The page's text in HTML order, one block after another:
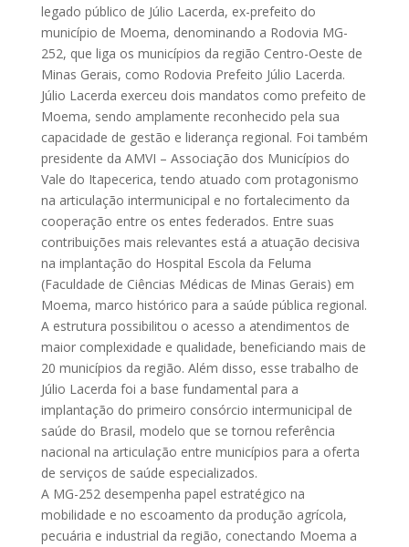
legado público de Júlio Lacerda, ex-prefeito do
município de Moema, denominando a Rodovia MG-
252, que liga os municípios da região Centro-Oeste de
Minas Gerais, como Rodovia Prefeito Júlio Lacerda.
Júlio Lacerda exerceu dois mandatos como prefeito de
Moema, sendo amplamente reconhecido pela sua
capacidade de gestão e liderança regional. Foi também
presidente da AMVI – Associação dos Municípios do
Vale do Itapecerica, tendo atuado com protagonismo
na articulação intermunicipal e no fortalecimento da
cooperação entre os entes federados. Entre suas
contribuições mais relevantes está a atuação decisiva
na implantação do Hospital Escola da Feluma
(Faculdade de Ciências Médicas de Minas Gerais) em
Moema, marco histórico para a saúde pública regional.
A estrutura possibilitou o acesso a atendimentos de
maior complexidade e qualidade, beneficiando mais de
20 municípios da região. Além disso, esse trabalho de
Júlio Lacerda foi a base fundamental para a
implantação do primeiro consórcio intermunicipal de
saúde do Brasil, modelo que se tornou referência
nacional na articulação entre municípios para a oferta
de serviços de saúde especializados.
A MG-252 desempenha papel estratégico na
mobilidade e no escoamento da produção agrícola,
pecuária e industrial da região, conectando Moema a